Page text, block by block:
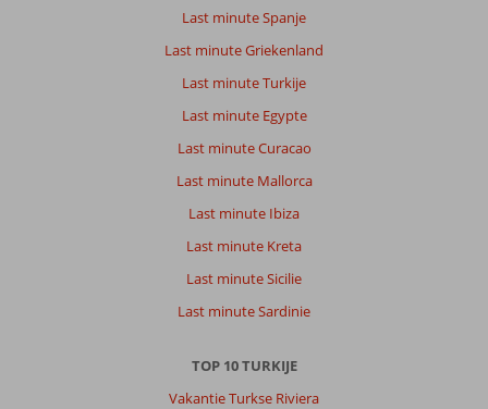
Last minute Spanje
Last minute Griekenland
Last minute Turkije
Last minute Egypte
Last minute Curacao
Last minute Mallorca
Last minute Ibiza
Last minute Kreta
Last minute Sicilie
Last minute Sardinie
TOP 10 TURKIJE
Vakantie Turkse Riviera